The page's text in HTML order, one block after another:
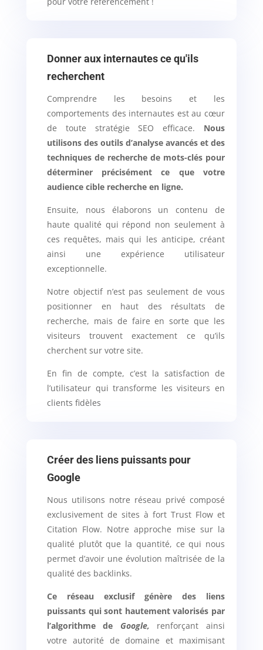
Donner aux internautes ce qu'ils
recherchent
Comprendre les besoins et les
comportements des internautes est au cœur
de toute stratégie SEO efficace. Nous
utilisons des outils d’analyse avancés et des
techniques de recherche de mots-clés pour
déterminer précisément ce que votre
audience cible recherche en ligne.
Ensuite, nous élaborons un contenu de
haute qualité qui répond non seulement à
ces requêtes, mais qui les anticipe, créant
ainsi une expérience utilisateur
exceptionnelle.
Notre objectif n’est pas seulement de vous
positionner en haut des résultats de
recherche, mais de faire en sorte que les
visiteurs trouvent exactement ce qu’ils
cherchent sur votre site.
En fin de compte, c’est la satisfaction de
l’utilisateur qui transforme les visiteurs en
clients fidèles
Créer des liens puissants pour
Google
Nous utilisons notre réseau privé composé
exclusivement de sites à fort Trust Flow et
Citation Flow. Notre approche mise sur la
qualité plutôt que la quantité, ce qui nous
permet d’avoir une évolution maîtrisée de la
qualité des backlinks.
Ce réseau exclusif génère des liens
puissants qui sont hautement valorisés par
l’algorithme de Google, renforçant ainsi
votre autorité de domaine et maximisant